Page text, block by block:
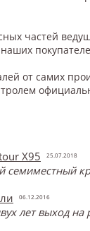
частей
от самих
X95 25.07.2018
семиместный
06.12.2016
лет выход